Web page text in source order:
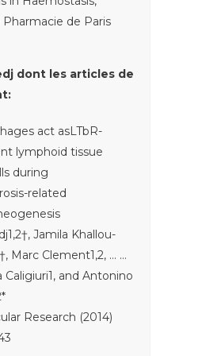
Pharmacie de Paris
dont les articles de
act asLTbR-
lymphoid tissue
during
related
Jamila Khallou-
Marc Clement1,2, … …
Caligiuri1, and Antonino
Research (2014)